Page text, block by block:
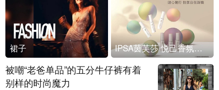
裙子 IPSA茵芙莎 悦己香氛凝露上市
被嘲“老爸单品”的五分牛仔裤有着
别样的时尚魔力